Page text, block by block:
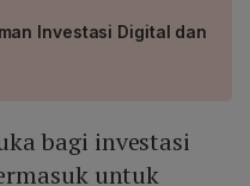
Investasi Digital dan
bagi investasi
untuk